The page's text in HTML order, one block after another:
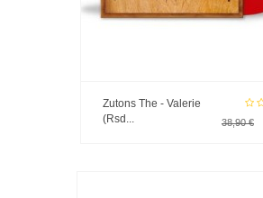
Zutons The - Valerie
(Rsd...
38,90 €